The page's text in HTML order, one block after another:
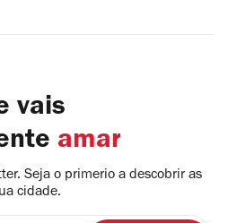
vais
amar
Seja o primerio a descobrir as
cidade.